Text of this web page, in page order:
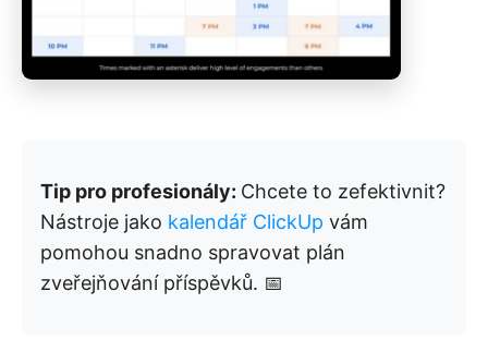
Tip pro profesionály: Chcete to zefektivnit?
Nástroje jako kalendář ClickUp vám
pomohou snadno spravovat plán
zveřejňování příspěvků. 📅